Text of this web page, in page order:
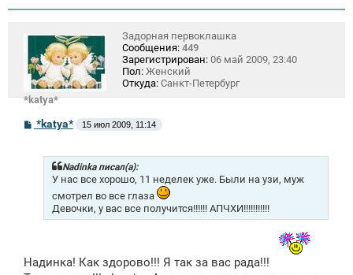
*katya*
Задорная первоклашка
Сообщения: 449
Зарегистрирован: 06 май 2009, 23:40
Пол: Женский
Откуда: Санкт-Петербург
С
о
*katya* 15 июл 2009, 11:14
Nadinka писал(а):
У нас все хорошо, 11 неделек уже. Были на узи, муж
смотрел во все глаза
Девочки, у вас все получится!!!!!! АПЧХИ!!!!!!!!!!!
Надинка! Как здорово!!! Я так за вас рада!!!